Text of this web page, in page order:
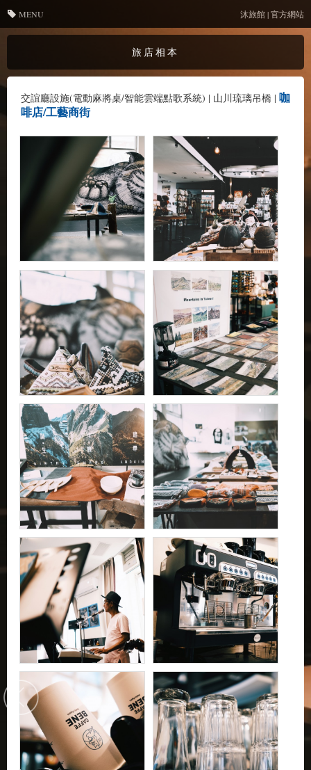
旅店相本
交誼廳設施(電動麻將桌/智能雲端點歌系統) | 山川琉璃吊橋 | 咖
啡店/工藝商街
MENU 沐旅館 | 官方網站